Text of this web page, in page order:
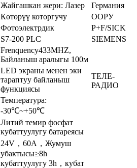
Жайгашкан жери: Лазер
Германия
Көтөрүү которгучу
ООРУ
Фотоэлектрдик
P+F/SICK
S7-200 PLC SIEMENS
Frenquency433MHZ,
Байланыш аралыгы 100м
ТЕЛЕ-
РАДИО
LED экраны менен эки
тараптуу байланыш
функциясы
Температура:
-30℃~+50℃
Литий темир фосфат
кубаттуулугу батареясы
24V，60A，Жумуш
убактысы≥8h
кубаттуулугу 3h，кубат